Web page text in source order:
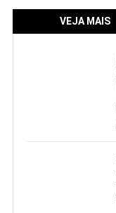
VEJA MAIS